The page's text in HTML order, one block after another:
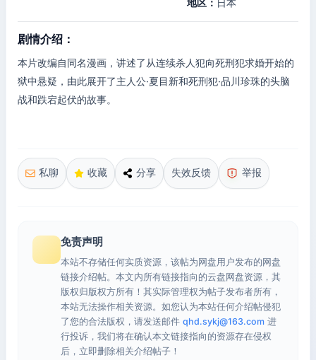
地区： 日本
剧情介绍：
本片改编自同名漫画，讲述了从连续杀人犯向死刑犯求婚开始的
狱中悬疑，由此展开了主人公·夏目新和死刑犯·品川珍珠的头脑
战和跌宕起伏的故事。
私聊 收藏 分享 失效反馈 举报
免责声明
本站不存储任何实质资源，该帖为网盘用户发布的网盘
链接介绍帖。本文内所有链接指向的云盘网盘资源，其
版权归版权方所有！其实际管理权为帖子发布者所有，
本站无法操作相关资源。如您认为本站任何介绍帖侵犯
了您的合法版权，请发送邮件 qhd.sykj@163.com 进
行投诉，我们将在确认本文链接指向的资源存在侵权
后，立即删除相关介绍帖子！